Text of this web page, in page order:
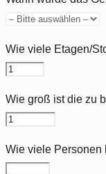
Wie viele Etagen/
Wie groß ist die zu
Wie viele Personen